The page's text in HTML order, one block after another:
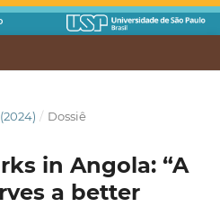
/ Dossiê
in Angola: “A
a better